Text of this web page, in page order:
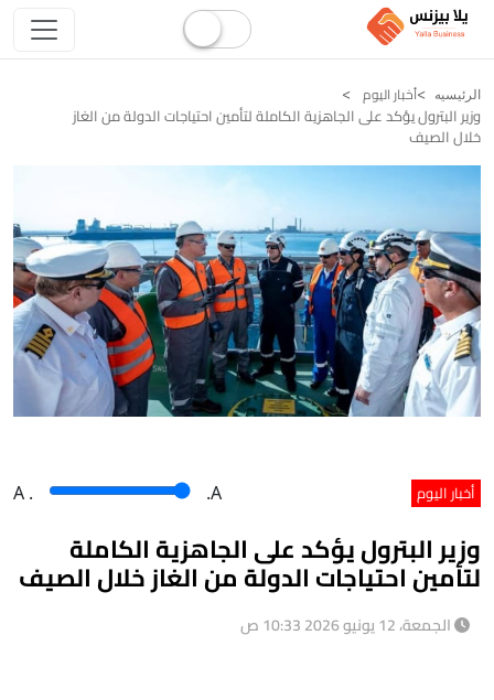
الرئيسيه أخبار اليوم
وزير البترول يؤكد على الجاهزية الكاملة لتأمين احتياجات الدولة من الغاز
خلال الصيف
أخبار اليوم A . .A
وزير البترول يؤكد على الجاهزية الكاملة
لتأمين احتياجات الدولة من الغاز خلال الصيف
الجمعة، 12 يونيو 2026 10:33 ص